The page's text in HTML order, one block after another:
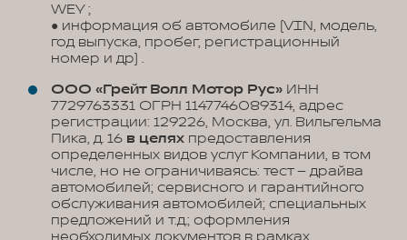
WEY ;
● информация об автомобиле (VIN, модель,
год выпуска, пробег, регистрационный
номер и др) .
ООО «Грейт Волл Мотор Рус» ИНН
7729763331 ОГРН 1147746089314, адрес
регистрации: 129226, Москва, ул. Вильгельма
Пика, д. 16 в целях предоставления
определенных видов услуг Компании, в том
числе, но не ограничиваясь: тест – драйва
автомобилей; сервисного и гарантийного
обслуживания автомобилей; специальных
предложений и т.д.; оформления